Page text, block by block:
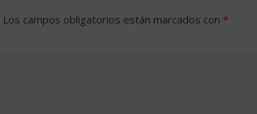
Los campos obligatorios están marcados con *